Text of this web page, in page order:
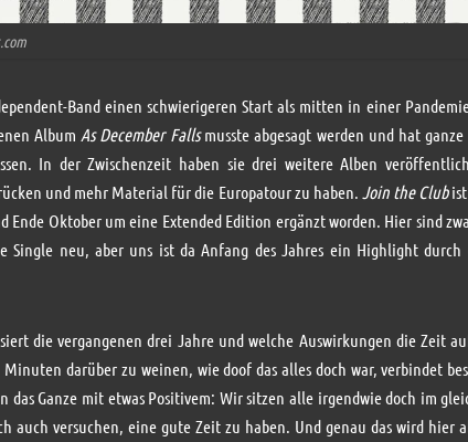
Band einen schwierigeren Start als mitten in einer
Album As December Fallsmusste abgesagt werden und hat
In der Zwischenzeit haben sie drei weitere Alben
und mehr Material für die Europatour zu haben. Join the Club
Ende Oktober um eine Extended Edition ergänzt worden. Hier sind
Single neu, aber uns ist da Anfang des Jahres ein Highlight
die vergangenen drei Jahre und welche Auswirkungen die Zeit
darüber zu weinen, wie doof das alles doch war, verbindet
das Ganze mit etwas Positivem: Wir sitzen alle irgendwie doch im
auch versuchen, eine gute Zeit zu haben. Und genau das wird hier